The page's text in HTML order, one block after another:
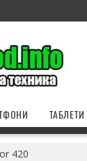
ТАБЛЕТИ
420